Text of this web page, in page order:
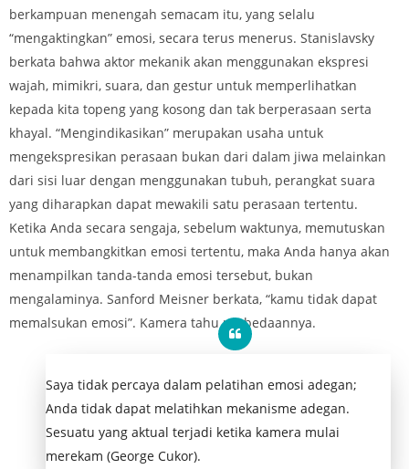
berkampuan menengah semacam itu, yang selalu
“mengaktingkan” emosi, secara terus menerus. Stanislavsky
berkata bahwa aktor mekanik akan menggunakan ekspresi
wajah, mimikri, suara, dan gestur untuk memperlihatkan
kepada kita topeng yang kosong dan tak berperasaan serta
khayal. “Mengindikasikan” merupakan usaha untuk
mengekspresikan perasaan bukan dari dalam jiwa melainkan
dari sisi luar dengan menggunakan tubuh, perangkat suara
yang diharapkan dapat mewakili satu perasaan tertentu.
Ketika Anda secara sengaja, sebelum waktunya, memutuskan
untuk membangkitkan emosi tertentu, maka Anda hanya akan
menampilkan tanda-tanda emosi tersebut, bukan
mengalaminya. Sanford Meisner berkata, “kamu tidak dapat
memalsukan emosi”. Kamera tahu perbedaannya.
Saya tidak percaya dalam pelatihan emosi adegan;
Anda tidak dapat melatihkan mekanisme adegan.
Sesuatu yang aktual terjadi ketika kamera mulai
merekam (George Cukor).